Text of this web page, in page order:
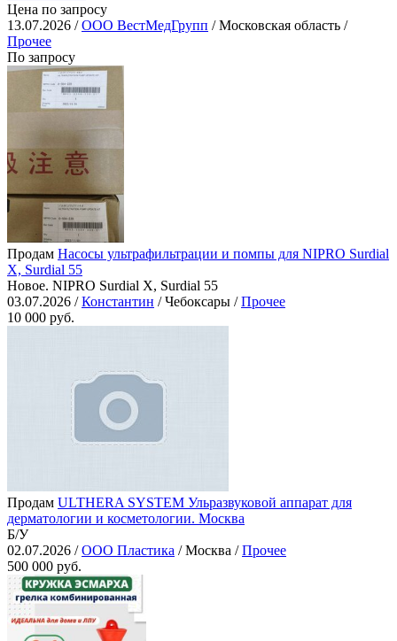
Цена по запросу
13.07.2026 /ООО ВестМедГрупп / Московская область /
Прочее
По запросу
Продам Насосы ультрафильтрации и помпы для NIPRO Surdial
X, Surdial 55
Новое. NIPRO Surdial X, Surdial 55
03.07.2026 /Константин / Чебоксары /Прочее
10 000 руб.
Продам ULTHERA SYSTEM Ульразвуковой аппарат для
дерматологии и косметологии. Москва
Б/У
02.07.2026 /ООО Пластика / Москва /Прочее
500 000 руб.